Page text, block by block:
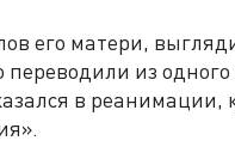
его матери,
из одного
в реанимации,